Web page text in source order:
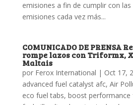
emisiones a fin de cumplir con
emisiones cada vez más...
COMUNICADO DE PRENSA
rompe lazos con Triformx,
Maltais
por Ferox International | Oct 17,
advanced fuel catalyst afc, Air
eco fuel tabs, boost performance